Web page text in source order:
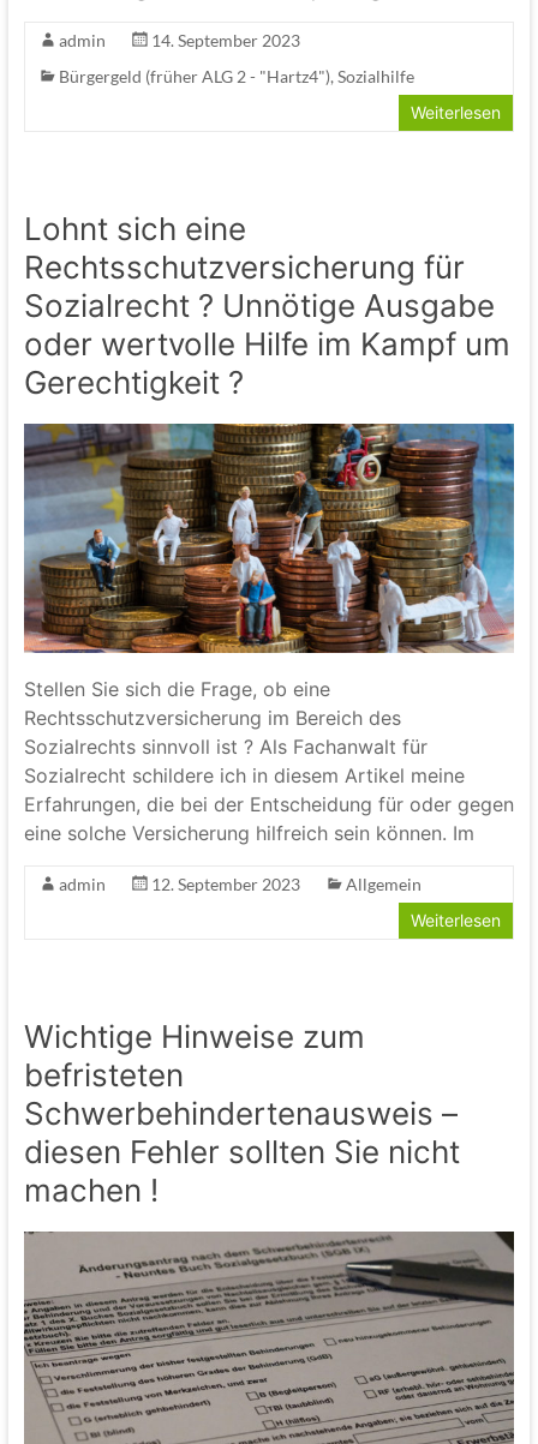
admin
14. September 2023
Bürgergeld (früher ALG 2 - "Hartz4"),Sozialhilfe
Weiterlesen
Lohnt sich eine
Rechtsschutzversicherung für
Sozialrecht ? Unnötige Ausgabe
oder wertvolle Hilfe im Kampf um
Gerechtigkeit ?
Stellen Sie sich die Frage, ob eine
Rechtsschutzversicherung im Bereich des
Sozialrechts sinnvoll ist ? Als Fachanwalt für
Sozialrecht schildere ich in diesem Artikel meine
Erfahrungen, die bei der Entscheidung für oder gegen
eine solche Versicherung hilfreich sein können. Im
admin 12. September 2023
Allgemein
Weiterlesen
Wichtige Hinweise zum
befristeten
Schwerbehindertenausweis –
diesen Fehler sollten Sie nicht
machen !